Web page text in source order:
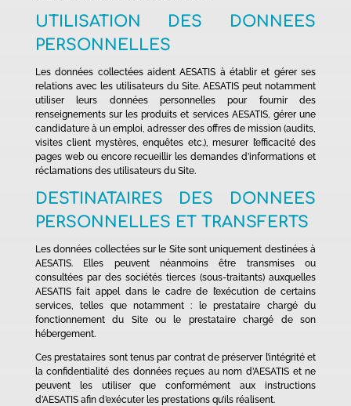
UTILISATION DES DONNEES
PERSONNELLES
Les données collectées aident AESATIS à établir et gérer ses
relations avec les utilisateurs du Site. AESATIS peut notamment
utiliser leurs données personnelles pour fournir des
renseignements sur les produits et services AESATIS, gérer une
candidature à un emploi, adresser des offres de mission (audits,
visites client mystères, enquêtes etc.), mesurer l’efficacité des
pages web ou encore recueillir les demandes d’informations et
réclamations des utilisateurs du Site.
DESTINATAIRES DES DONNEES
PERSONNELLES ET TRANSFERTS
Les données collectées sur le Site sont uniquement destinées à
AESATIS. Elles peuvent néanmoins être transmises ou
consultées par des sociétés tierces (sous-traitants) auxquelles
AESATIS fait appel dans le cadre de l’exécution de certains
services, telles que notamment : le prestataire chargé du
fonctionnement du Site ou le prestataire chargé de son
hébergement.
Ces prestataires sont tenus par contrat de préserver l’intégrité et
la confidentialité des données reçues au nom d’AESATIS et ne
peuvent les utiliser que conformément aux instructions
d’AESATIS afin d’exécuter les prestations qu’ils réalisent.